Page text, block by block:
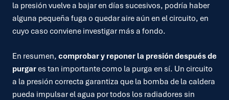
la presión vuelve a bajar en días sucesivos, podría haber
alguna pequeña fuga o quedar aire aún en el circuito, en
cuyo caso conviene investigar más a fondo.
En resumen, comprobar y reponer la presión después de
purgares tan importante como la purga en sí. Un circuito
a la presión correcta garantiza que la bomba de la caldera
pueda impulsar el agua por todos los radiadores sin